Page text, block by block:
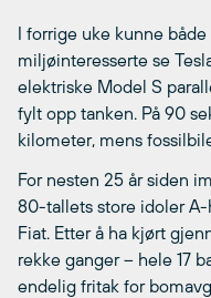
I forrige uke kunne
miljøinteresserte se
elektriske Model S
fylt opp tanken. På 90
kilometer, mens
For nesten 25 år siden
80-tallets store idoler A-
Fiat. Etter å ha kjørt
rekke ganger – hele 17
endelig fritak for